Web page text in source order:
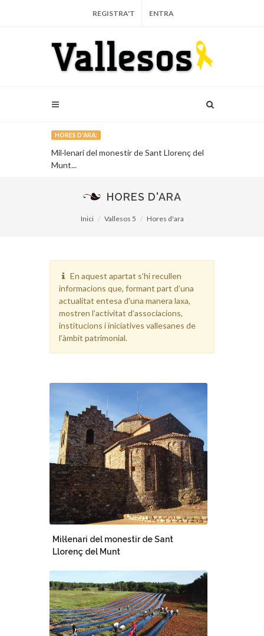
REGISTRA'T ENTRA
HORES D'ARA:
Mil·lenari del monestir de Sant Llorenç del
Munt...
HORES D'ARA
Inici Vallesos 5 Hores d'ara
En aquest apartat s’hi recullen
informacions que, formant part d’una
actualitat entesa d'una manera laxa,
mostren l’activitat d’associacions,
institucions i iniciatives vallesanes de
l’àmbit patrimonial.
Mil·lenari del monestir de Sant
Llorenç del Munt